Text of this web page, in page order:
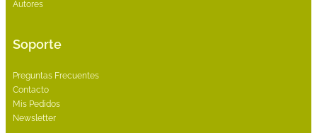
Autores
Soporte
Preguntas Frecuentes
Contacto
Mis Pedidos
Newsletter